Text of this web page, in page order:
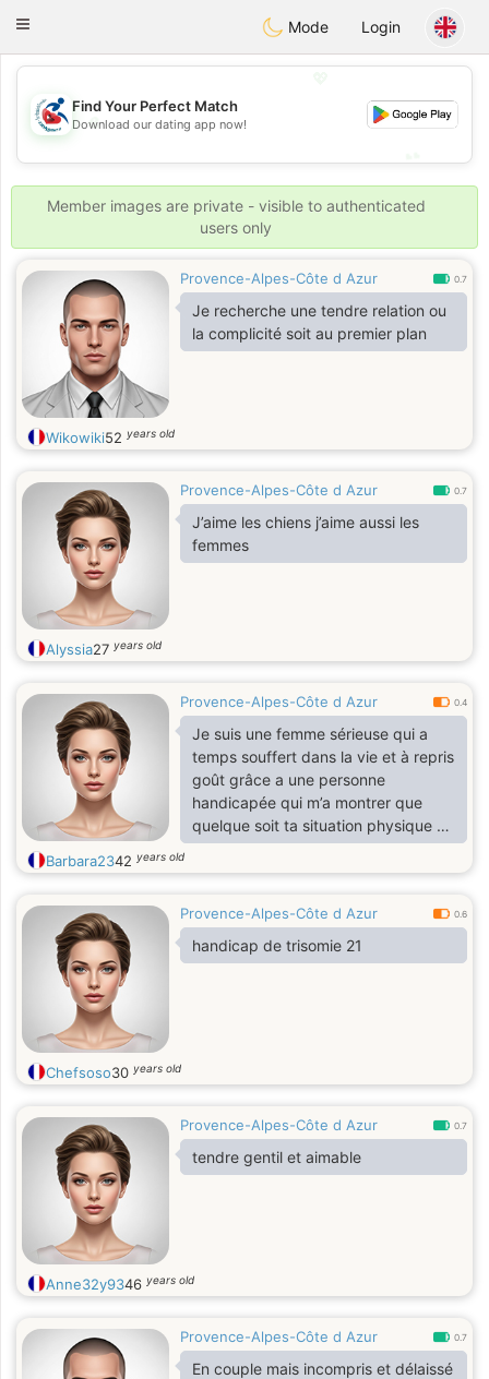
Handi Space
Toggle
Mode Login
💖
💕
Find Your Perfect Match
Download our dating app now!
Member images are private - visible to authenticated
users only
Provence-Alpes-Côte d Azur 0.7
Je recherche une tendre relation ou
la complicité soit au premier plan
Wikowiki52 years old
Provence-Alpes-Côte d Azur 0.7
J’aime les chiens j’aime aussi les
femmes
Alyssia27 years old
Provence-Alpes-Côte d Azur 0.4
Je suis une femme sérieuse qui a
temps souffert dans la vie et à repris
goût grâce a une personne
handicapée qui m’a montrer que
quelque soit ta situation physique ou
mental tu peut être aimer sans avoir
peur alors moi j’aimerais une
cœur comme celle que j’ai connu
Barbara2342 years old
Provence-Alpes-Côte d Azur 0.6
handicap de trisomie 21
Chefsoso30 years old
Provence-Alpes-Côte d Azur 0.7
tendre gentil et aimable
Anne32y9346 years old
Provence-Alpes-Côte d Azur 0.7
En couple mais incompris et délaissé